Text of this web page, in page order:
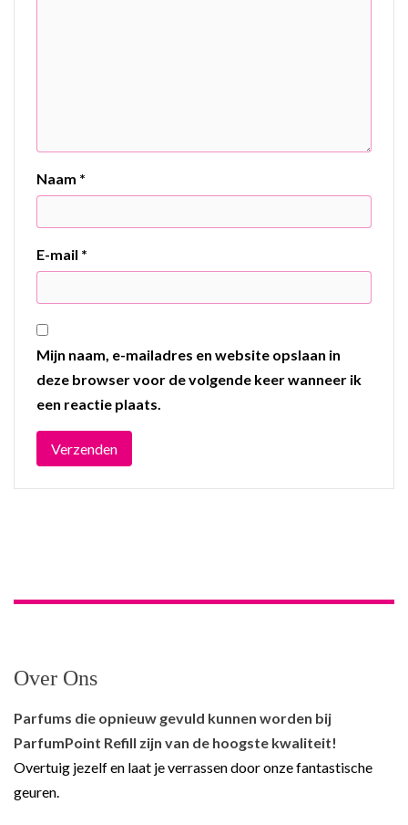
Naam *
E-mail *
Mijn naam, e-mailadres en website opslaan in
deze browser voor de volgende keer wanneer ik
een reactie plaats.
Over Ons
Parfums die opnieuw gevuld kunnen worden bij
ParfumPoint Refill zijn van de hoogste kwaliteit!
Overtuig jezelf en laat je verrassen door onze fantastische
geuren.